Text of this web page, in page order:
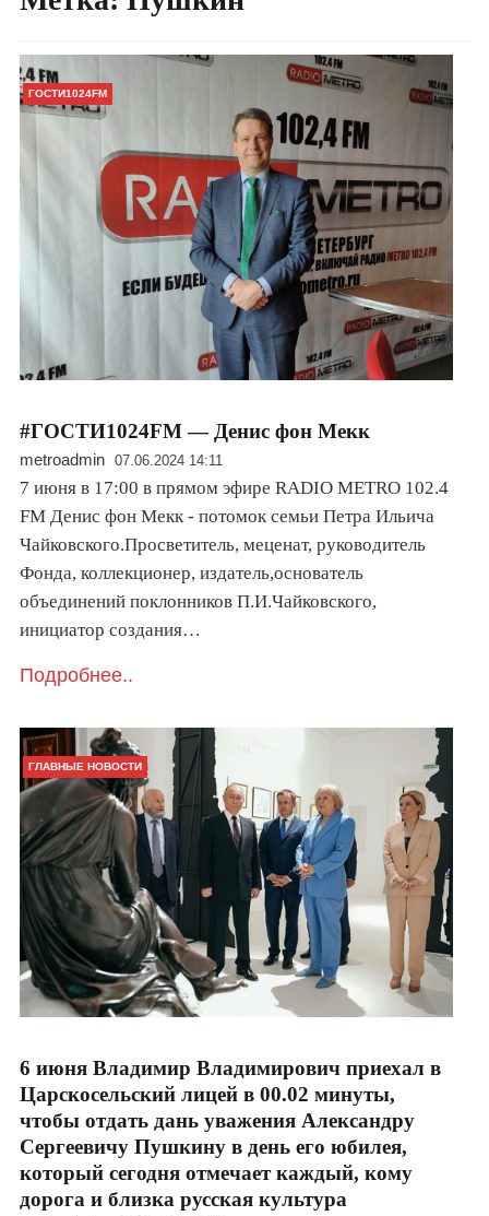
ГОСТИ1024FM
#ГОСТИ1024FM — Денис фон Мекк
metroadmin 07.06.2024 14:11
7 июня в 17:00 в прямом эфире RADIO METRO 102.4
FM Денис фон Мекк - потомок семьи Петра Ильича
Чайковского.Просветитель, меценат, руководитель
Фонда, коллекционер, издатель,основатель
объединений поклонников П.И.Чайковского,
инициатор создания…
Подробнее..
ГЛАВНЫЕ НОВОСТИ
6 июня Владимир Владимирович приехал в
Царскосельский лицей в 00.02 минуты,
чтобы отдать дань уважения Александру
Сергеевичу Пушкину в день его юбилея,
который сегодня отмечает каждый, кому
дорога и близка русская культура